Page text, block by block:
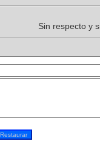
Sin respecto y